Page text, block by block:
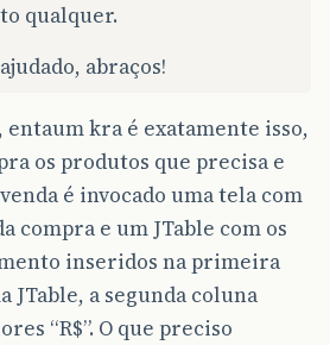
qualquer.
abraços!
entaum kra é exatamente isso,
os produtos que precisa e
é invocado uma tela com
compra e um JTable com os
inseridos na primeira
JTable, a segunda coluna
“R$”. O que preciso